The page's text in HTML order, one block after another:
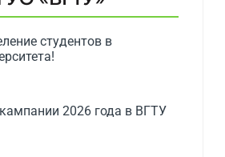
студентов в
2026 года в ВГТУ